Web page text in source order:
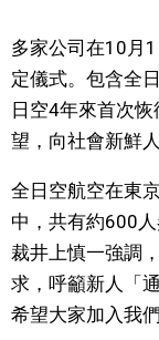
視覺日本
臺灣香港
更多
人物訪談
日本入門
多家公司在10月
定儀式。包含全
日空4年來首次
望，向社會新鮮
全日空航空在東
中，共有約600
裁井上慎一強調
求，呼籲新人「
希望大家加入我們